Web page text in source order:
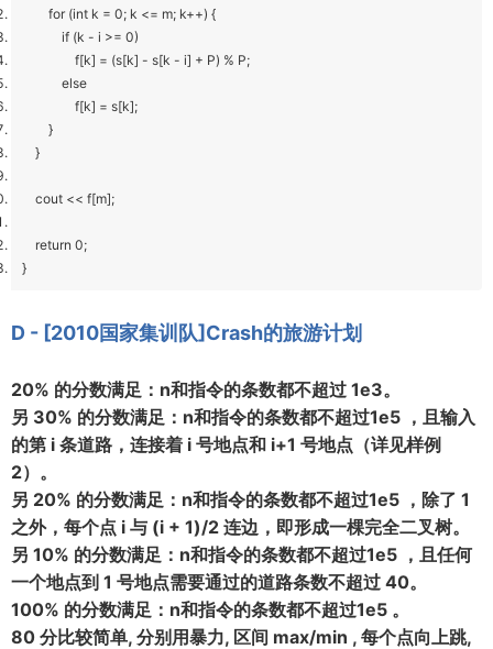
for (int k = 0; k <= m; k++) {
if (k - i >= 0)
f[k] = (s[k] - s[k - i] + P) % P;
else
f[k] = s[k];
}
}
cout << f[m];
return 0;
}
D - [2010国家集训队]Crash的旅游计划
20% 的分数满足：n和指令的条数都不超过 1e3。
另 30% 的分数满足：n和指令的条数都不超过1e5 ，且输入
的第 i 条道路，连接着 i 号地点和 i+1 号地点（详见样例
2）。
另 20% 的分数满足：n和指令的条数都不超过1e5 ，除了 1
之外，每个点 i 与 (i + 1)/2 连边，即形成一棵完全二叉树。
另 10% 的分数满足：n和指令的条数都不超过1e5 ，且任何
一个地点到 1 号地点需要通过的道路条数不超过 40。
100% 的分数满足：n和指令的条数都不超过1e5 。
80 分比较简单, 分别用暴力, 区间 max/min , 每个点向上跳,